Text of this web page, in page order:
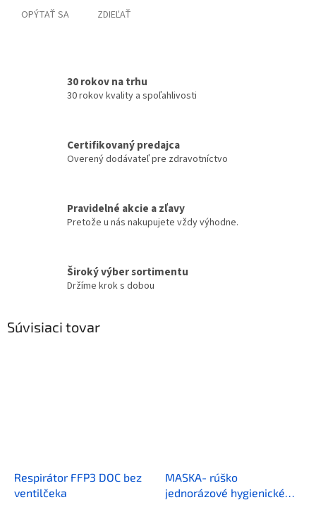
OPÝTAŤ SA ZDIEĽAŤ
30 rokov na trhu
30 rokov kvality a spoľahlivosti
Certifikovaný predajca
Overený dodávateľ pre zdravotníctvo
Pravidelné akcie a zľavy
Pretože u nás nakupujete vždy výhodne.
Široký výber sortimentu
Držíme krok s dobou
Súvisiaci tovar
Respirátor FFP3 DOC bez
ventilčeka
MASKA- rúško
jednorázové hygienické